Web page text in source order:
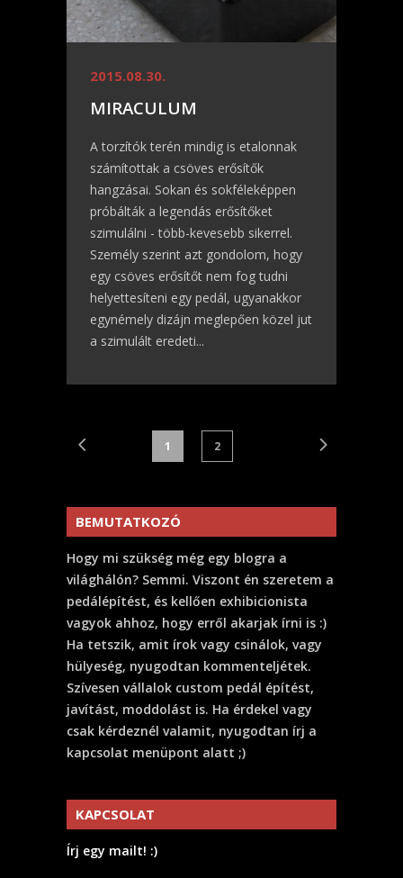
2015.08.30.
MIRACULUM
A torzítók terén mindig is etalonnak
számítottak a csöves erősítők
hangzásai. Sokan és sokféleképpen
próbálták a legendás erősítőket
szimulálni - több-kevesebb sikerrel.
Személy szerint azt gondolom, hogy
egy csöves erősítőt nem fog tudni
helyettesíteni egy pedál, ugyanakkor
egynémely dizájn meglepően közel jut
a szimulált eredeti...
1 2
BEMUTATKOZÓ
Hogy mi szükség még egy blogra a
világhálón? Semmi. Viszont én szeretem a
pedálépítést, és kellően exhibicionista
vagyok ahhoz, hogy erről akarjak írni is :)
Ha tetszik, amit írok vagy csinálok, vagy
hülyeség, nyugodtan kommenteljétek.
Szívesen vállalok custom pedál építést,
javítást, moddolást is. Ha érdekel vagy
csak kérdeznél valamit, nyugodtan írj a
kapcsolat menüpont alatt ;)
KAPCSOLAT
Írj egy mailt! :)